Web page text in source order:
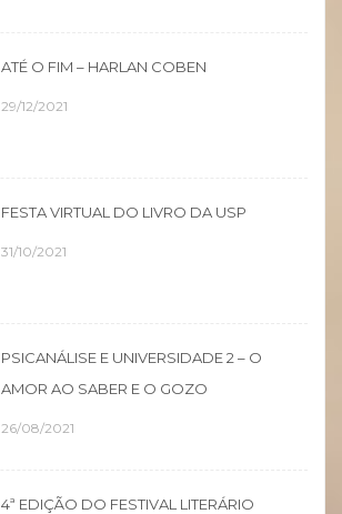
ATÉ O FIM – HARLAN COBEN
29/12/2021
FESTA VIRTUAL DO LIVRO DA USP
31/10/2021
PSICANÁLISE E UNIVERSIDADE 2 – O
AMOR AO SABER E O GOZO
26/08/2021
4ª EDIÇÃO DO FESTIVAL LITERÁRIO